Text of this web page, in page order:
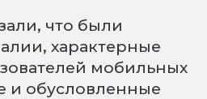
что были
характерные
мобильных
и обусловленные